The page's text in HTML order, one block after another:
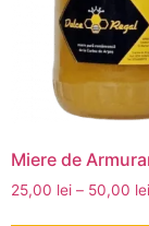
Miere de
25,00 lei – 50,00 lei